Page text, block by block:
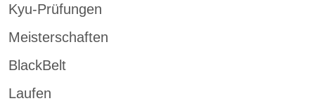
Kyu-Prüfungen
Meisterschaften
BlackBelt
Laufen